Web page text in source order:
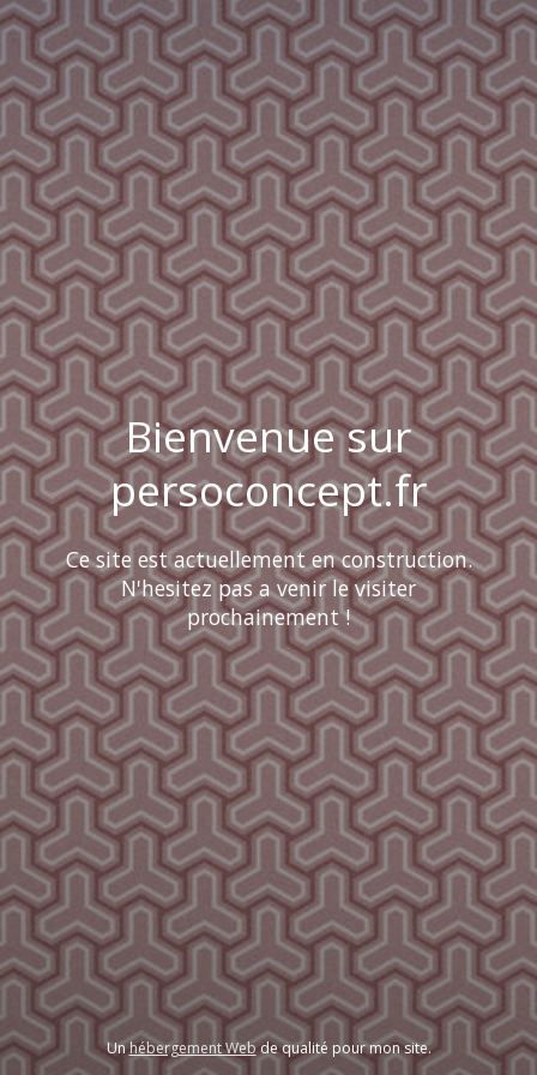
Bienvenue sur
persoconcept.fr
Ce site est actuellement en construction.
N'hesitez pas a venir le visiter
prochainement !
Unhébergement Webde qualité pour mon site.